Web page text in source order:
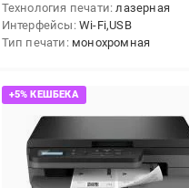
Технология печати лазерная
Интерфейсы Wi-Fi,USB
Тип печати монохромная